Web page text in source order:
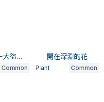
絕對的王者-大盜掠龍
Common
開在深淵的花
Plant Common